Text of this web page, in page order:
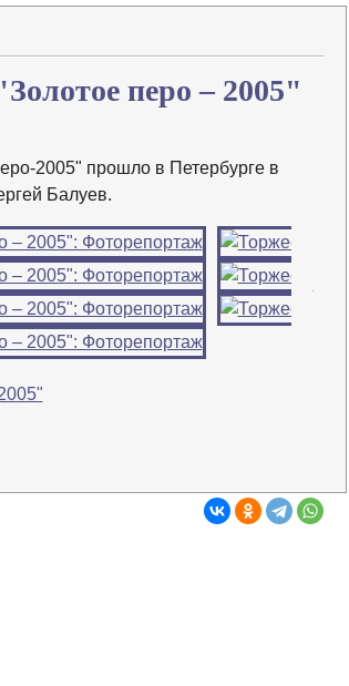
перо – 2005"
2005" прошло в Петербурге в
Балуев.